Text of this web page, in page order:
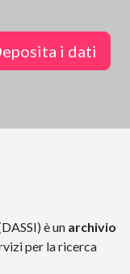
i dati
è un archivio
per la ricerca